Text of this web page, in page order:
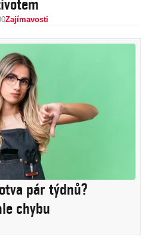
Zajímavosti
pár týdnů?
chybu